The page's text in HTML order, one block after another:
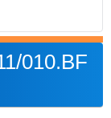
010.BF